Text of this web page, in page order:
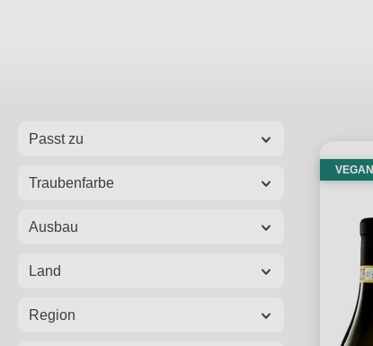
Passt zu
Traubenfarbe
Ausbau
Land
Region
VEGAN